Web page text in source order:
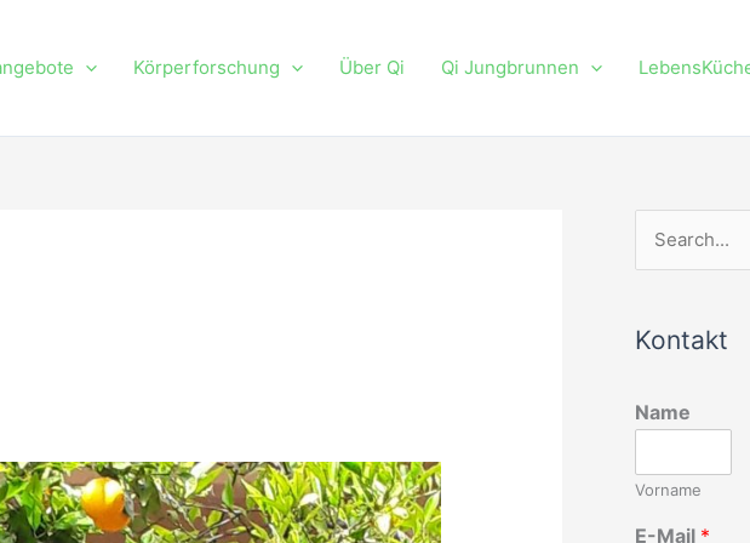
Körperforschung Über Qi Qi Jungbrunnen
h
n
a
c
Kontakt
Name
Vorname
E-Mail *